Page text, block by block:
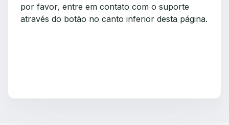
por favor, entre em contato com o suporte
através do botão no canto inferior desta página.